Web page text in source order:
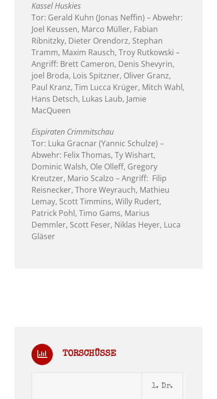
Kassel Huskies
Tor: Gerald Kuhn (Jonas Neffin) – Abwehr:
Joel Keussen, Marco Müller, Fabian
Ribnitzky, Dieter Orendorz, Stephan
Tramm, Maxim Rausch, Troy Rutkowski –
Angriff: Brett Cameron, Denis Shevyrin,
joel Broda, Lois Spitzner, Oliver Granz,
Paul Kranz, Tim Lucca Krüger, Mitch Wahl,
Hans Detsch, Lukas Laub, Jamie
MacQueen
Eispiraten Crimmitschau
Tor: Luka Gracnar (Yannic Schulze) –
Abwehr: Felix Thomas, Ty Wishart,
Dominic Walsh, Ole Olleff, Gregory
Kreutzer, Mario Scalzo – Angriff: Filip
Reisnecker, Thore Weyrauch, Mathieu
Lemay, Scott Timmins, Willy Rudert,
Patrick Pohl, Timo Gams, Marius
Demmler, Scott Feser, Niklas Heyer, Luca
Gläser
TORSCHÜSSE
1. Dr.